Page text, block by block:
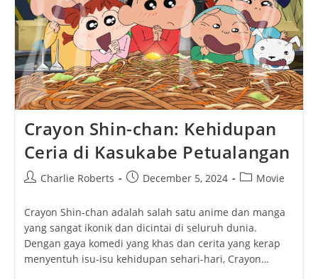
Layak
Kamu
Tonton
Ulang
Crayon Shin-chan: Kehidupan
Ceria di Kasukabe Petualangan
PostCharlie Roberts
PostDecember 5, 2024
PostMovie
Crayon Shin-chan adalah salah satu anime dan manga
yang sangat ikonik dan dicintai di seluruh dunia.
Dengan gaya komedi yang khas dan cerita yang kerap
menyentuh isu-isu kehidupan sehari-hari, Crayon…